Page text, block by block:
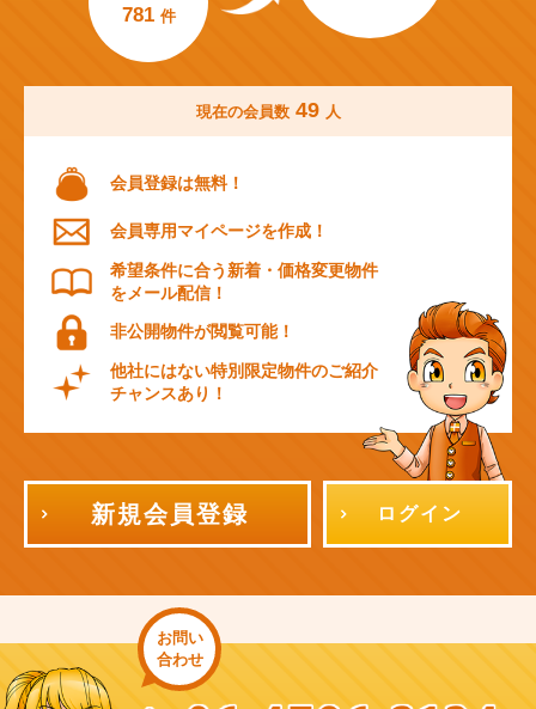
781 件
現在の会員数 49 人
会員登録は無料！
会員専用マイページを作成！
希望条件に合う新着・価格変更物件
をメール配信！
非公開物件が閲覧可能！
他社にはない特別限定物件のご紹介
チャンスあり！
新規会員登録 ログイン
お問い
合わせ